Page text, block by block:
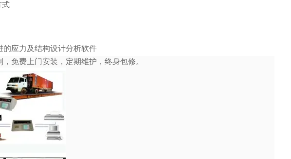
式
应力及结构设计分析软件
免费上门安装，定期维护，终身包修。